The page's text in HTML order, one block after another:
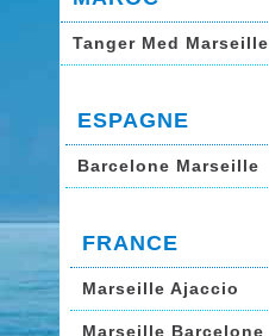
Tanger Med Marseille
ESPAGNE
Barcelone Marseille
FRANCE
Marseille Ajaccio
Marseille Barcelone